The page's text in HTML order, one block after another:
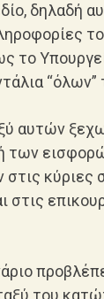
δηλαδή
το
αυτών
των
στις κύριες
στις
του